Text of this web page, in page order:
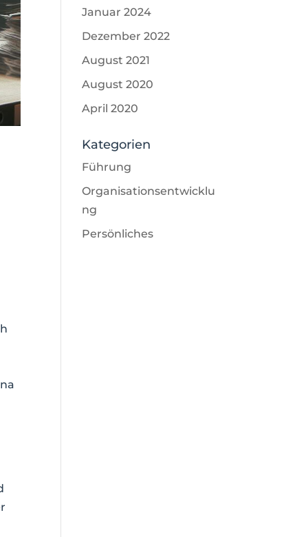
Januar 2024
Dezember 2022
August 2021
August 2020
April 2020
Kategorien
Führung
Organisationsentwicklu
ng
Persönliches